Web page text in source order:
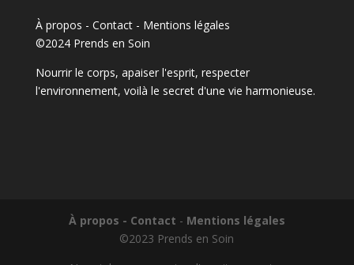
À propos - Contact- Mentions légales
©2024 Prends en Soin
Nourrir le corps, apaiser l'esprit, respecter
l'environnement, voilà le secret d'une vie harmonieuse.
À propos - Contact - Mentions légales
©2023 Prends en Soin